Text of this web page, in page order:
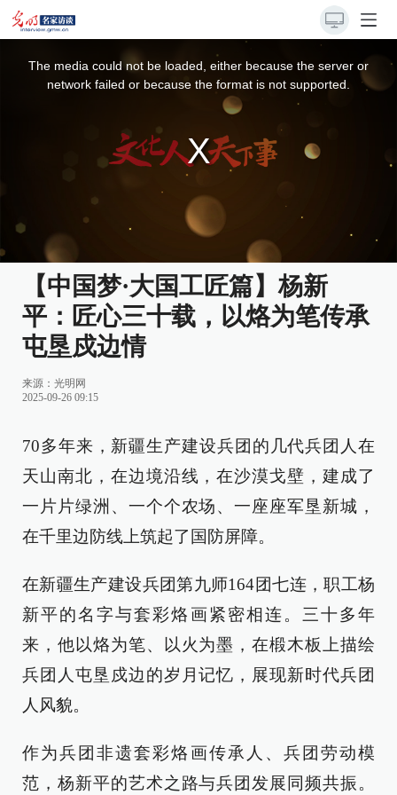
The media could not be loaded, either because the server or
network failed or because the format is not supported.
【中国梦·大国工匠篇】杨新
平：匠心三十载，以烙为笔传承
屯垦戍边情
来源： 光明网
2025-09-26 09:15
70多年来，新疆生产建设兵团的几代兵团人在
天山南北，在边境沿线，在沙漠戈壁，建成了
一片片绿洲、一个个农场、一座座军垦新城，
在千里边防线上筑起了国防屏障。
在新疆生产建设兵团第九师164团七连，职工杨
新平的名字与套彩烙画紧密相连。三十多年
来，他以烙为笔、以火为墨，在椴木板上描绘
兵团人屯垦戍边的岁月记忆，展现新时代兵团
人风貌。
作为兵团非遗套彩烙画传承人、兵团劳动模
范，杨新平的艺术之路与兵团发展同频共振。